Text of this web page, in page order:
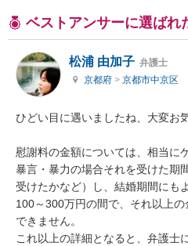
ベストアンサーに選ばれ
松浦 由加子 弁護士
京都府 > 京都市中京区
ひどい目に遇いましたね、大変お
慰謝料の金額については、相当に
暴言・暴力の場合それを受けた期
受けたかなど）し、結婚期間にも
100～300万円の間で、それ以上
できません。
これ以上の詳細となると、弁護士